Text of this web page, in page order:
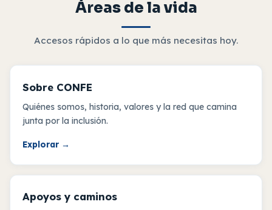
Áreas de la vida
Accesos rápidos a lo que más necesitas hoy.
Sobre CONFE
Quiénes somos, historia, valores y la red que camina
junta por la inclusión.
Explorar →
Apoyos y caminos